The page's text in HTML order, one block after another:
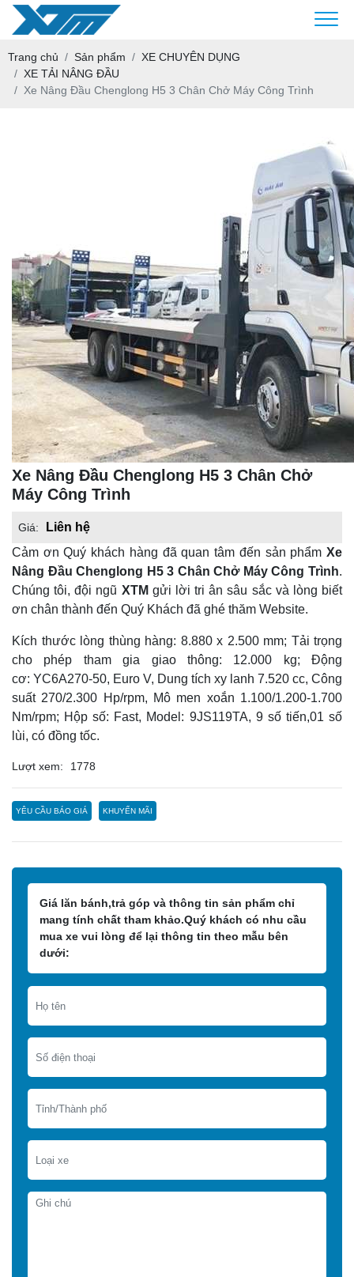
Trang chủ Sản phẩm
XE CHUYÊN DỤNG
XE TẢI NÂNG ĐẦU
Xe Nâng Đầu Chenglong H5 3 Chân Chở Máy Công Trình
Xe Nâng Đầu Chenglong H5 3 Chân Chở
Máy Công Trình
Giá:
Liên hệ
Cảm ơn Quý khách hàng đã quan tâm đến sản phẩm Xe
Nâng Đầu Chenglong H5 3 Chân Chở Máy Công Trình.
Chúng tôi, đội ngũ XTM gửi lời tri ân sâu sắc và lòng biết
ơn chân thành đến Quý Khách đã ghé thăm Website.
Kích thước lòng thùng hàng: 8.880 x 2.500 mm; Tải trọng
cho phép tham gia giao thông: 12.000 kg; Động
cơ: YC6A270-50, Euro V, Dung tích xy lanh 7.520 cc, Công
suất 270/2.300 Hp/rpm, Mô men xoắn 1.100/1.200-1.700
Nm/rpm; Hộp số: Fast, Model: 9JS119TA, 9 số tiến,01 số
lùi, có đồng tốc.
Lượt xem: 1778
YÊU CẦU BÁO GIÁ KHUYẾN MÃI
Giá lăn bánh,trả góp và thông tin sản phẩm chỉ
mang tính chất tham khảo.Quý khách có nhu cầu
mua xe vui lòng để lại thông tin theo mẫu bên
dưới: